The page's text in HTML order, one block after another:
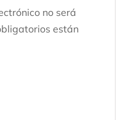
no será
están